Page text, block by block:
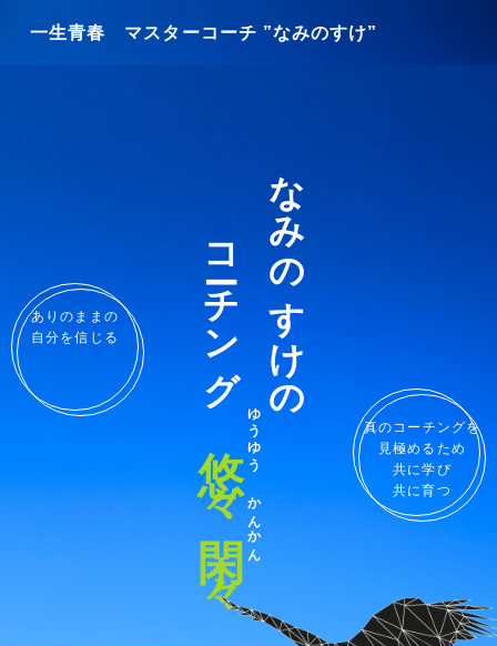
なみのすけの
コーチング
ゆうゆう
閑々 かんかん
ありのままの
自分を信じる
真のコーチングを
見極めるため
共に学び
共に育つ
一生青春 マスターコーチ ”なみのすけ”